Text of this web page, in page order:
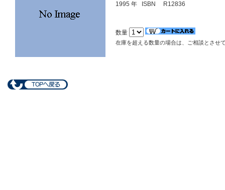
1995 年 ISBN R12836
数量
在庫を超える数量の場合は、ご相談とさせ